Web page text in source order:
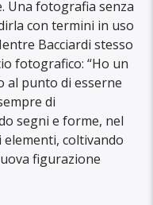
Una fotografia senza
con termini in uso
Bacciardi stesso
fotografico: “Ho un
al punto di esserne
di
segni e forme, nel
coltivando
figurazione